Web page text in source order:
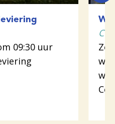
09:30 uur
Zo